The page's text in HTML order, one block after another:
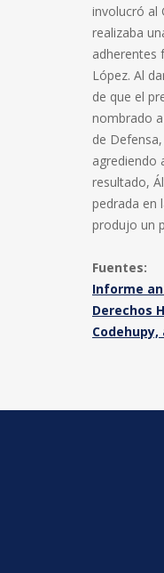
involucró al
realizaba
adherentes
López. Al
de que el
nombrado
de
agrediendo
resultado,
pedrada en
produjo un
Fuentes:
Informe
Derechos
Codehupy,